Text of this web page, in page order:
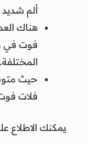
ألم
هناك
فوت في
المختلفة.
حيث
فلات
يمكنك الاطلاع